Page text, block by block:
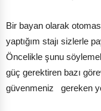
Bir bayan olarak
yaptığım stajı sizlerle
Öncelikle şunu
güç gerektiren bazı
güvenmeniz gereken